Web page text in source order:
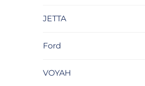
JETTA
Ford
VOYAH